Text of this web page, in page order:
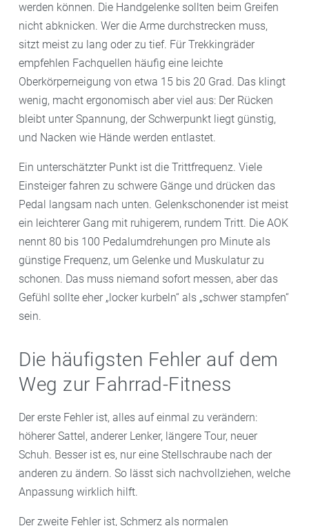
werden können. Die Handgelenke sollten beim Greifen
nicht abknicken. Wer die Arme durchstrecken muss,
sitzt meist zu lang oder zu tief. Für Trekkingräder
empfehlen Fachquellen häufig eine leichte
Oberkörperneigung von etwa 15 bis 20 Grad. Das klingt
wenig, macht ergonomisch aber viel aus: Der Rücken
bleibt unter Spannung, der Schwerpunkt liegt günstig,
und Nacken wie Hände werden entlastet.
Ein unterschätzter Punkt ist die Trittfrequenz. Viele
Einsteiger fahren zu schwere Gänge und drücken das
Pedal langsam nach unten. Gelenkschonender ist meist
ein leichterer Gang mit ruhigerem, rundem Tritt. Die AOK
nennt 80 bis 100 Pedalumdrehungen pro Minute als
günstige Frequenz, um Gelenke und Muskulatur zu
schonen. Das muss niemand sofort messen, aber das
Gefühl sollte eher „locker kurbeln“ als „schwer stampfen“
sein.
Die häufigsten Fehler auf dem
Weg zur Fahrrad-Fitness
Der erste Fehler ist, alles auf einmal zu verändern:
höherer Sattel, anderer Lenker, längere Tour, neuer
Schuh. Besser ist es, nur eine Stellschraube nach der
anderen zu ändern. So lässt sich nachvollziehen, welche
Anpassung wirklich hilft.
Der zweite Fehler ist, Schmerz als normalen